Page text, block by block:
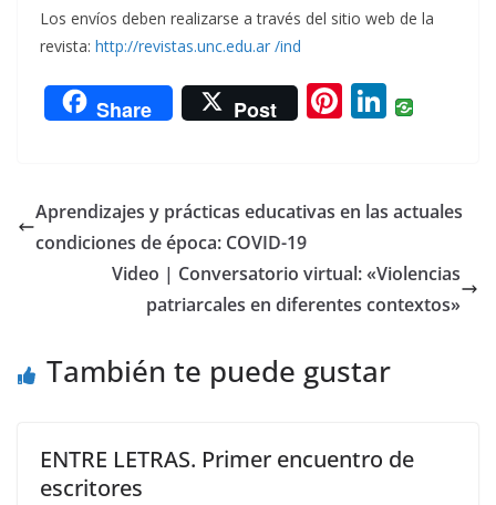
Los envíos deben realizarse a través del sitio web de la
revista: http://revistas.unc.edu.ar /ind
Share Post Pi
e
Li
e
n
Aprendizajes y prácticas educativas en las actuales
condiciones de época: COVID-19
Video | Conversatorio virtual: «Violencias
patriarcales en diferentes contextos»
También te puede gustar
ENTRE LETRAS. Primer encuentro de
escritores